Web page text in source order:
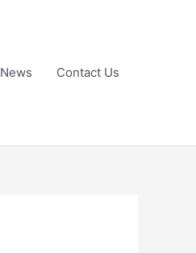
News Contact Us